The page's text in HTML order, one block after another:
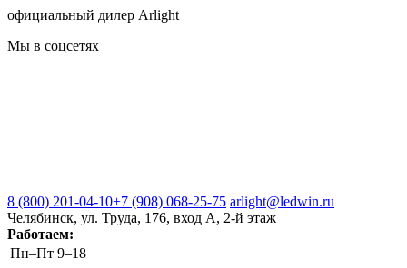
официальный дилер Arlight
Мы в соцсетях
8 (800) 201-04-10+7 (908) 068-25-75 arlight@ledwin.ru
Челябинск, ул. Труда, 176, вход А, 2-й этаж
Работаем:
Пн–Пт 9–18